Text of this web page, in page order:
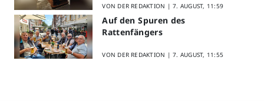
VON DER REDAKTION |7. AUGUST, 11:59
Auf den Spuren des
Rattenfängers
VON DER REDAKTION |7. AUGUST, 11:55